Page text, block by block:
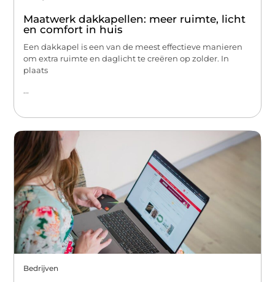
Maatwerk dakkapellen: meer ruimte, licht
en comfort in huis
Een dakkapel is een van de meest effectieve manieren
om extra ruimte en daglicht te creëren op zolder. In
plaats
...
Bedrijven